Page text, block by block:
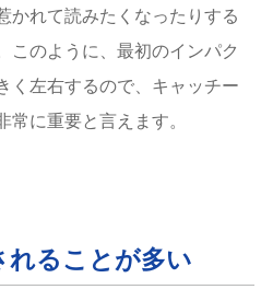
かれて読みたくなったりする
このように、最初のインパク
く左右するので、キャッチー
常に重要と言えます。
れることが多い